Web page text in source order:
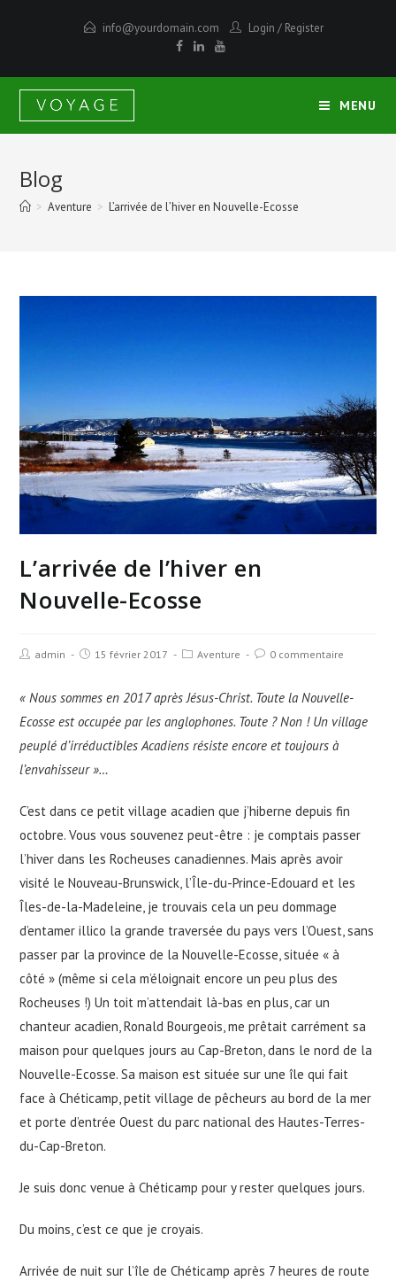
info@yourdomain.com Login / Register
MENU
Blog
> Aventure > L’arrivée de l’hiver en Nouvelle-Ecosse
L’arrivée de l’hiver en
Nouvelle-Ecosse
admin 15 février 2017 Aventure 0 commentaire
« Nous sommes en 2017 après Jésus-Christ. Toute la Nouvelle-
Ecosse est occupée par les anglophones. Toute ? Non ! Un village
peuplé d’irréductibles Acadiens résiste encore et toujours à
l’envahisseur »…
C’est dans ce petit village acadien que j’hiberne depuis fin
octobre. Vous vous souvenez peut-être : je comptais passer
l’hiver dans les Rocheuses canadiennes. Mais après avoir
visité le Nouveau-Brunswick, l’Île-du-Prince-Edouard et les
Îles-de-la-Madeleine, je trouvais cela un peu dommage
d’entamer illico la grande traversée du pays vers l’Ouest, sans
passer par la province de la Nouvelle-Ecosse, située « à
côté » (même si cela m’éloignait encore un peu plus des
Rocheuses !) Un toit m’attendait là-bas en plus, car un
chanteur acadien, Ronald Bourgeois, me prêtait carrément sa
maison pour quelques jours au Cap-Breton, dans le nord de la
Nouvelle-Ecosse. Sa maison est située sur une île qui fait
face à Chéticamp, petit village de pêcheurs au bord de la mer
et porte d’entrée Ouest du parc national des Hautes-Terres-
du-Cap-Breton.
Je suis donc venue à Chéticamp pour y rester quelques jours.
Du moins, c’est ce que je croyais.
Arrivée de nuit sur l’île de Chéticamp après 7 heures de route